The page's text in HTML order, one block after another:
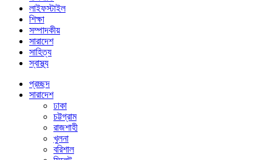
লাইফস্টাইল
শিক্ষা
সম্পাদকীয়
সারাদেশ
সাহিত্য
স্বাস্থ্য
প্রচ্ছদ
সারাদেশ
ঢাকা
চট্টগ্রাম
রাজশাহী
খুলনা
বরিশাল